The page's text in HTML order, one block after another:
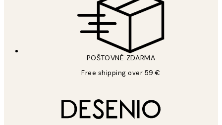
POŠTOVNÉ ZDARMA
Free shipping over 59 €